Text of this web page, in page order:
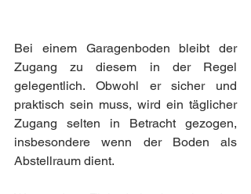
Bei einem Garagenboden bleibt der
Zugang zu diesem in der Regel
gelegentlich. Obwohl er sicher und
praktisch sein muss, wird ein täglicher
Zugang selten in Betracht gezogen,
insbesondere wenn der Boden als
Abstellraum dient.